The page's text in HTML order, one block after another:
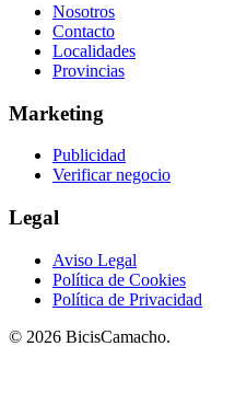
Nosotros
Contacto
Localidades
Provincias
Marketing
Publicidad
Verificar negocio
Legal
Aviso Legal
Política de Cookies
Política de Privacidad
© 2026 BicisCamacho.